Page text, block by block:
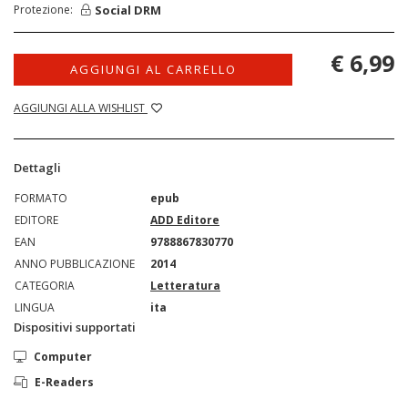
Protezione: Social DRM
AGGIUNGI AL CARRELLO
AGGIUNGI ALLA WISHLIST
€ 6,99
Dettagli
FORMATO
epub
EDITORE
ADD Editore
EAN
9788867830770
ANNO PUBBLICAZIONE
2014
CATEGORIA
Letteratura
LINGUA
ita
Dispositivi supportati
Computer
E-Readers